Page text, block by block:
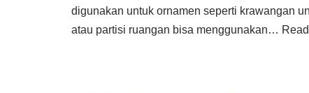
digunakan untuk ornamen seperti krawangan
atau partisi ruangan bisa menggunakan…